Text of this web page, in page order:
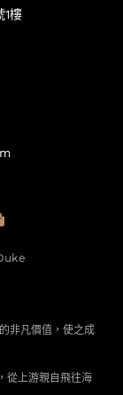
1樓
非凡價值，使之成
從上游親自飛往海